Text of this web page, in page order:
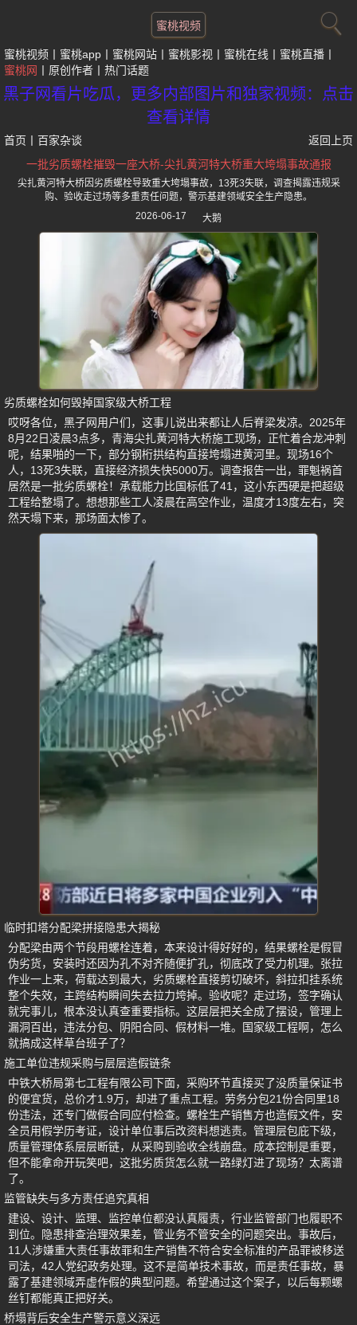
蜜桃视频
蜜桃视频 蜜桃app 蜜桃网站 蜜桃影视 蜜桃在线
蜜桃直播
蜜桃网
原创作者 热门话题
黑子网看片吃瓜，更多内部图片和独家视频：点击
查看详情
首页 百家杂谈
返回上页
一批劣质螺栓摧毁一座大桥-尖扎黄河特大桥重大垮塌事故通报
尖扎黄河特大桥因劣质螺栓导致重大垮塌事故，13死3失联，调查揭露违规采
购、验收走过场等多重责任问题，警示基建领域安全生产隐患。
2026-06-17
大鹅
劣质螺栓如何毁掉国家级大桥工程
哎呀各位，黑子网用户们，这事儿说出来都让人后脊梁发凉。2025年
8月22日凌晨3点多，青海尖扎黄河特大桥施工现场，正忙着合龙冲刺
呢，结果啪的一下，部分钢桁拱结构直接垮塌进黄河里。现场16个
人，13死3失联，直接经济损失快5000万。调查报告一出，罪魁祸首
居然是一批劣质螺栓！承载能力比国标低了41，这小东西硬是把超级
工程给整塌了。想想那些工人凌晨在高空作业，温度才13度左右，突
然天塌下来，那场面太惨了。
临时扣塔分配梁拼接隐患大揭秘
分配梁由两个节段用螺栓连着，本来设计得好好的，结果螺栓是假冒
伪劣货，安装时还因为孔不对齐随便扩孔，彻底改了受力机理。张拉
作业一上来，荷载达到最大，劣质螺栓直接剪切破坏，斜拉扣挂系统
整个失效，主跨结构瞬间失去拉力垮掉。验收呢？走过场，签字确认
就完事儿，根本没认真查重要指标。这层层把关全成了摆设，管理上
漏洞百出，违法分包、阴阳合同、假材料一堆。国家级工程啊，怎么
就搞成这样草台班子了？
施工单位违规采购与层层造假链条
中铁大桥局第七工程有限公司下面，采购环节直接买了没质量保证书
的便宜货，总价才1.9万，却进了重点工程。劳务分包21份合同里18
份违法，还专门做假合同应付检查。螺栓生产销售方也造假文件，安
全员用假学历考证，设计单位事后改资料想逃责。管理层包庇下级，
质量管理体系层层断链，从采购到验收全线崩盘。成本控制是重要，
但不能拿命开玩笑吧，这批劣质货怎么就一路绿灯进了现场？太离谱
了。
监管缺失与多方责任追究真相
建设、设计、监理、监控单位都没认真履责，行业监管部门也履职不
到位。隐患排查治理效果差，管业务不管安全的问题突出。事故后，
11人涉嫌重大责任事故罪和生产销售不符合安全标准的产品罪被移送
司法，42人党纪政务处理。这不是简单技术事故，而是责任事故，暴
露了基建领域弄虚作假的典型问题。希望通过这个案子，以后每颗螺
丝钉都能真正把好关。
桥塌背后安全生产警示意义深远